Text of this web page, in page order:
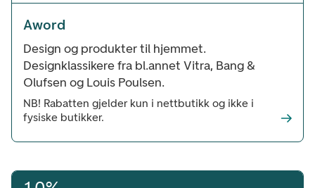
Aword
Design og produkter til hjemmet.
Designklassikere fra bl.annet Vitra, Bang &
Olufsen og Louis Poulsen.
NB! Rabatten gjelder kun i nettbutikk og ikke i
fysiske butikker.